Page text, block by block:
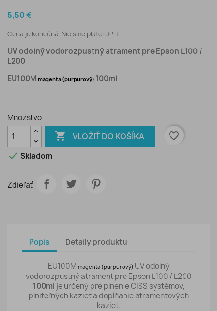
5,50 €
Cena je konečná. Nie sme platci DPH.
UV odolný vodorozpustný atrament pre Epson L100 /
L200
EU100M magenta (purpurový) 100ml
Množstvo
 VLOŽIŤ DO KOŠÍKA
favorite_border
 Skladom
Zdieľať
Popis Detaily produktu
EU100M magenta (purpurový) UV odolný
vodorozpustný atrament pre Epson L100 / L200
100ml je určený pre plnenie CISS systémov,
plniteľných kaziet a dopĺňanie atramentových
kaziet.